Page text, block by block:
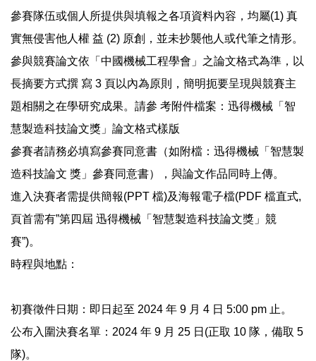
參賽隊伍或個人所提供與填報之各項資料內容，均屬(1) 真
實無侵害他人權 益 (2) 原創，並未抄襲他人或代筆之情形。
參與競賽論文依「中國機械工程學會」之論文格式為準，以
長摘要方式撰 寫 3 頁以內為原則，簡明扼要呈現與競賽主
題相關之在學研究成果。請參 考附件檔案：迅得機械「智
慧製造科技論文獎」論文格式樣版
參賽者請務必填寫參賽同意書（如附檔：迅得機械「智慧製
造科技論文 獎」參賽同意書），與論文作品同時上傳。
進入決賽者需提供簡報(PPT 檔)及海報電子檔(PDF 檔直式,
頁首需有”第四屆 迅得機械「智慧製造科技論文獎」競
賽”)。
時程與地點：
初賽徵件日期：即日起至 2024 年 9 月 4 日 5:00 pm 止。
公布入圍決賽名單：2024 年 9 月 25 日(正取 10 隊，備取 5
隊)。